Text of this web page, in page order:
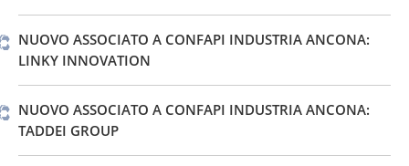
NUOVO ASSOCIATO A CONFAPI INDUSTRIA ANCONA:
LINKY INNOVATION
NUOVO ASSOCIATO A CONFAPI INDUSTRIA ANCONA:
TADDEI GROUP